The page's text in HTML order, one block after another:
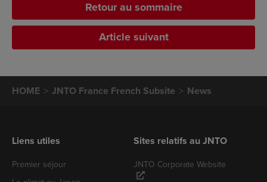
Retour au sommaire
Article suivant
HOME JNTO France French Subsite News
Liens utiles
Premier séjour
Sites relatifs au JNTO
JNTO Corporate Website